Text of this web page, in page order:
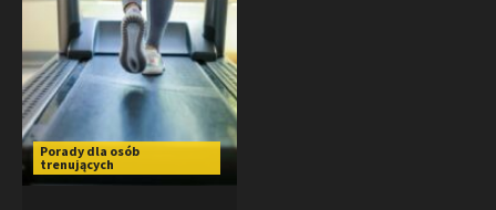
Porady dla osób
trenujących